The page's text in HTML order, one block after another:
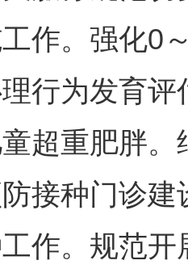
作。强化0
行为发育
超重肥胖
接种门诊
作。规范